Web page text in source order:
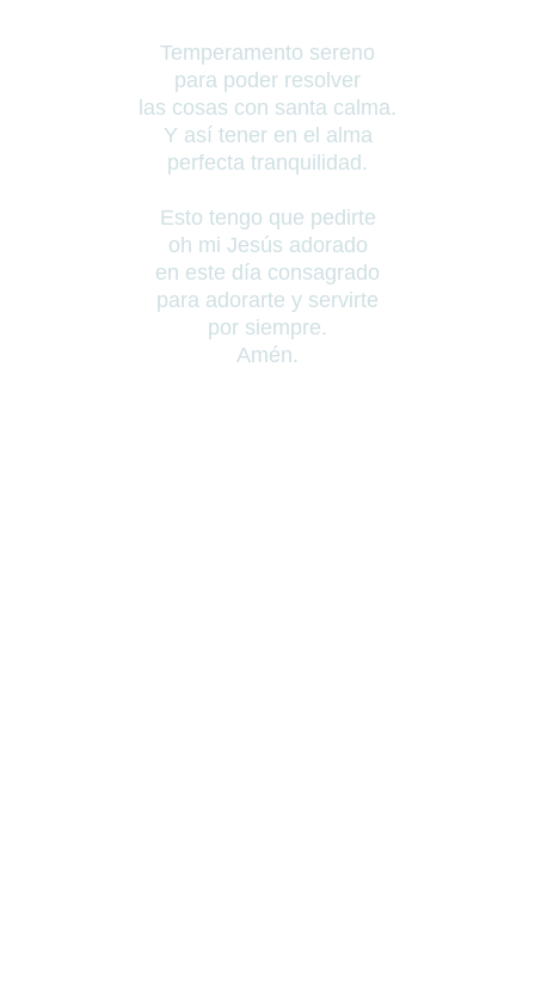
Temperamento sereno
para poder resolver
las cosas con santa calma.
Y así tener en el alma
perfecta tranquilidad.
Esto tengo que pedirte
oh mi Jesús adorado
en este día consagrado
para adorarte y servirte
por siempre.
Amén.